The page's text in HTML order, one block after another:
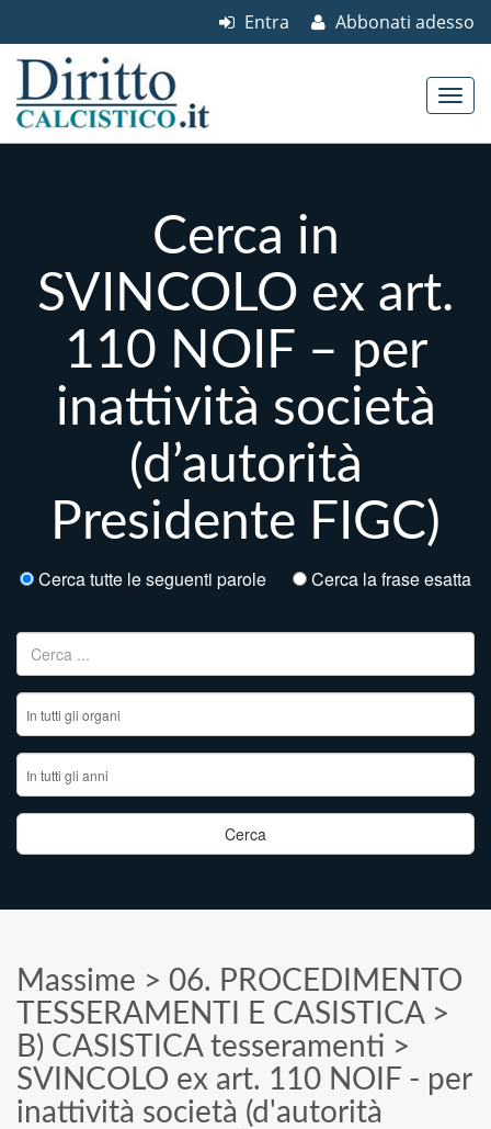
Abbonati adesso
Entra
Cerca in
SVINCOLO ex art.
110 NOIF – per
inattività società
(d’autorità
Presidente FIGC)
Cerca tutte le seguenti parole Cerca la frase esatta
Ricerca per:
Massime > 06. PROCEDIMENTO
TESSERAMENTI E CASISTICA>
B) CASISTICA tesseramenti >
SVINCOLO ex art. 110 NOIF - per
inattività società (d'autorità